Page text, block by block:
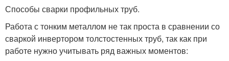
Способы сварки профильных труб.
Работа с тонким металлом не так проста в сравнении со
сваркой инвертором толстостенных труб, так как при
работе нужно учитывать ряд важных моментов: